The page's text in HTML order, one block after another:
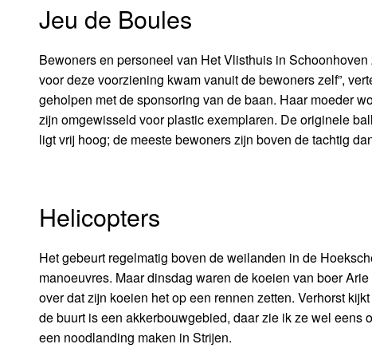
Jeu de Boules
Bewoners en personeel van Het Vlisthuis in
voor deze voorziening kwam vanuit de bewoners zelf”,
geholpen met de sponsoring van de baan. Haar moeder
zijn omgewisseld voor plastic exemplaren. De originele
ligt vrij hoog; de meeste bewoners zijn boven de tachtig
Helicopters
Het gebeurt regelmatig boven de weilanden in de
manoeuvres. Maar dinsdag waren de koeien van boer
over dat zijn koeien het op een rennen zetten. Verhorst
de buurt is een akkerbouwgebied, daar zie ik ze wel
een noodlanding maken in Strijen.